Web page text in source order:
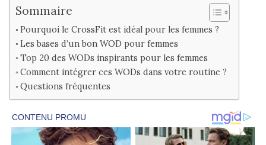
Sommaire
Pourquoi le CrossFit est idéal pour les femmes ?
Les bases d’un bon WOD pour femmes
Top 20 des WODs inspirants pour les femmes
Comment intégrer ces WODs dans votre routine ?
Questions fréquentes